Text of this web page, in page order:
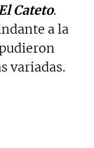
Cateto.
a la
variadas.